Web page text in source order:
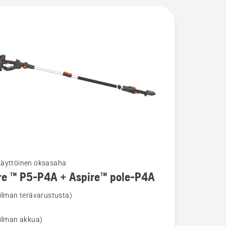
oksasaha​
™ P5-P4A + Aspire™ pole-P4A
terävarustusta)
akkua)